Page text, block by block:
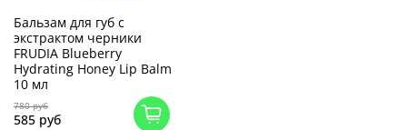
Бальзам для губ с
экстрактом черники
FRUDIA Blueberry
Hydrating Honey Lip Balm
10 мл
780 руб
585 руб